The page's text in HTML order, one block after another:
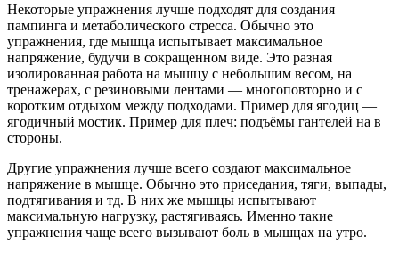
Некоторые упражнения лучше подходят для создания
пампинга и метаболического стресса. Обычно это
упражнения, где мышца испытывает максимальное
напряжение, будучи в сокращенном виде. Это разная
изолированная работа на мышцу с небольшим весом, на
тренажерах, с резиновыми лентами — многоповторно и с
коротким отдыхом между подходами. Пример для ягодиц —
ягодичный мостик. Пример для плеч: подъёмы гантелей на в
стороны.
Другие упражнения лучше всего создают максимальное
напряжение в мышце. Обычно это приседания, тяги, выпады,
подтягивания и тд. В них же мышцы испытывают
максимальную нагрузку, растягиваясь. Именно такие
упражнения чаще всего вызывают боль в мышцах на утро.